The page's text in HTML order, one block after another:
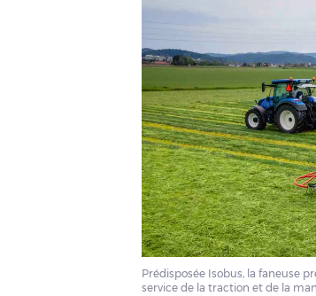
Prédisposée Isobus, la faneuse
service de la traction et de la